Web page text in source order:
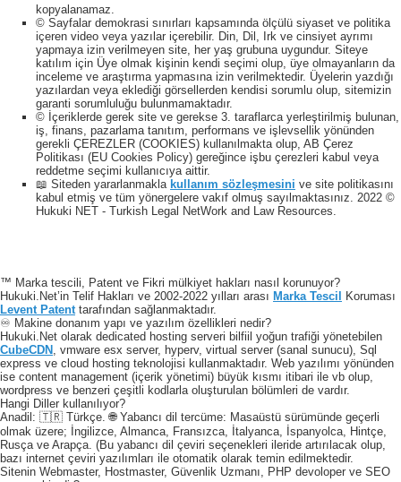
kopyalanamaz.
© Sayfalar demokrasi sınırları kapsamında ölçülü siyaset ve politika
içeren video veya yazılar içerebilir. Din, Dil, Irk ve cinsiyet ayrımı
yapmaya izin verilmeyen site, her yaş grubuna uygundur. Siteye
katılım için Üye olmak kişinin kendi seçimi olup, üye olmayanların da
inceleme ve araştırma yapmasına izin verilmektedir. Üyelerin yazdığı
yazılardan veya eklediği görsellerden kendisi sorumlu olup, sitemizin
garanti sorumluluğu bulunmamaktadır.
© İçeriklerde gerek site ve gerekse 3. taraflarca yerleştirilmiş bulunan,
iş, finans, pazarlama tanıtım, performans ve işlevsellik yönünden
gerekli ÇEREZLER (COOKIES) kullanılmakta olup, AB Çerez
Politikası (EU Cookies Policy) gereğince işbu çerezleri kabul veya
reddetme seçimi kullanıcıya aittir.
📖 Siteden yararlanmakla kullanım sözleşmesini ve site politikasını
kabul etmiş ve tüm yönergelere vakıf olmuş sayılmaktasınız. 2022 ©
Hukuki NET - Turkish Legal NetWork and Law Resources.
™ Marka tescili, Patent ve Fikri mülkiyet hakları nasıl korunuyor?
Hukuki.Net’in Telif Hakları ve 2002-2022 yılları arası Marka Tescil
Koruması
Levent Patenttarafından sağlanmaktadır.
♾️ Makine donanım yapı ve yazılım özellikleri nedir?
Hukuki.Net olarak dedicated hosting serveri bilfiil yoğun trafiği yönetebilen
CubeCDN , vmware esx server, hyperv, virtual server (sanal sunucu), Sql
express ve cloud hosting teknolojisi kullanmaktadır. Web yazılımı yönünden
ise content management (içerik yönetimi) büyük kısmı itibari ile vb olup,
wordpress ve benzeri çeşitli kodlarla oluşturulan bölümleri de vardır.
Hangi Diller kullanılıyor?
Anadil: 🇹🇷 Türkçe. 🌐 Yabancı dil tercüme: Masaüstü sürümünde geçerli
olmak üzere; İngilizce, Almanca, Fransızca, İtalyanca, İspanyolca, Hintçe,
Rusça ve Arapça. (Bu yabancı dil çeviri seçenekleri ileride artırılacak olup,
bazı internet çeviri yazılımları ile otomatik olarak temin edilmektedir.
Sitenin Webmaster, Hostmaster, Güvenlik Uzmanı, PHP devoloper ve SEO